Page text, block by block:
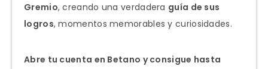
Gremio, creando una verdadera guía de sus
logros, momentos memorables y curiosidades.
Abre tu cuenta en Betano y consigue hasta